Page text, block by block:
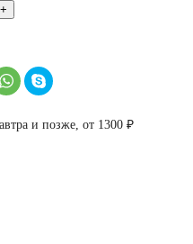
+
и позже, от 1300 ₽